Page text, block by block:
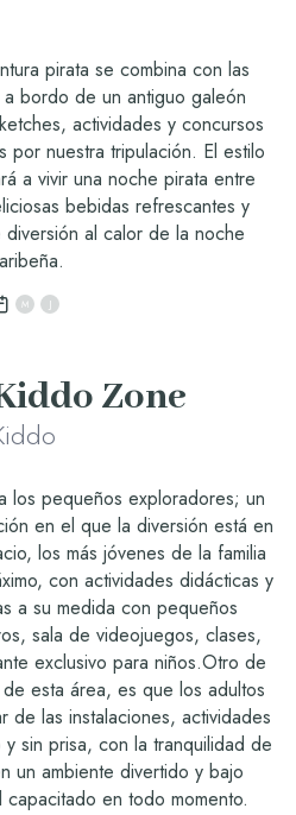
pirata se combina con las
bordo de un antiguo galeón
actividades y concursos
por nuestra tripulación. El estilo
a vivir una noche pirata entre
bebidas refrescantes y
al calor de la noche
M J
Zone
los pequeños exploradores; un
en el que la diversión está en
los más jóvenes de la familia
con actividades didácticas y
a su medida con pequeños
sala de videojuegos, clases,
exclusivo para niños.Otro de
esta área, es que los adultos
de las instalaciones, actividades
y sin prisa, con la tranquilidad de
un ambiente divertido y bajo
en todo momento.